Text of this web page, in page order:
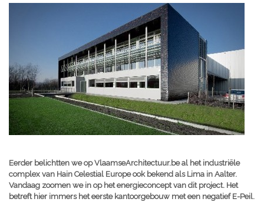
Eerder belichtten we op VlaamseArchitectuur.be al het industriële
complex van Hain Celestial Europe ook bekend als Lima in Aalter.
Vandaag zoomen we in op het energieconcept van dit project. Het
betreft hier immers het eerste kantoorgebouw met een negatief E-Peil.